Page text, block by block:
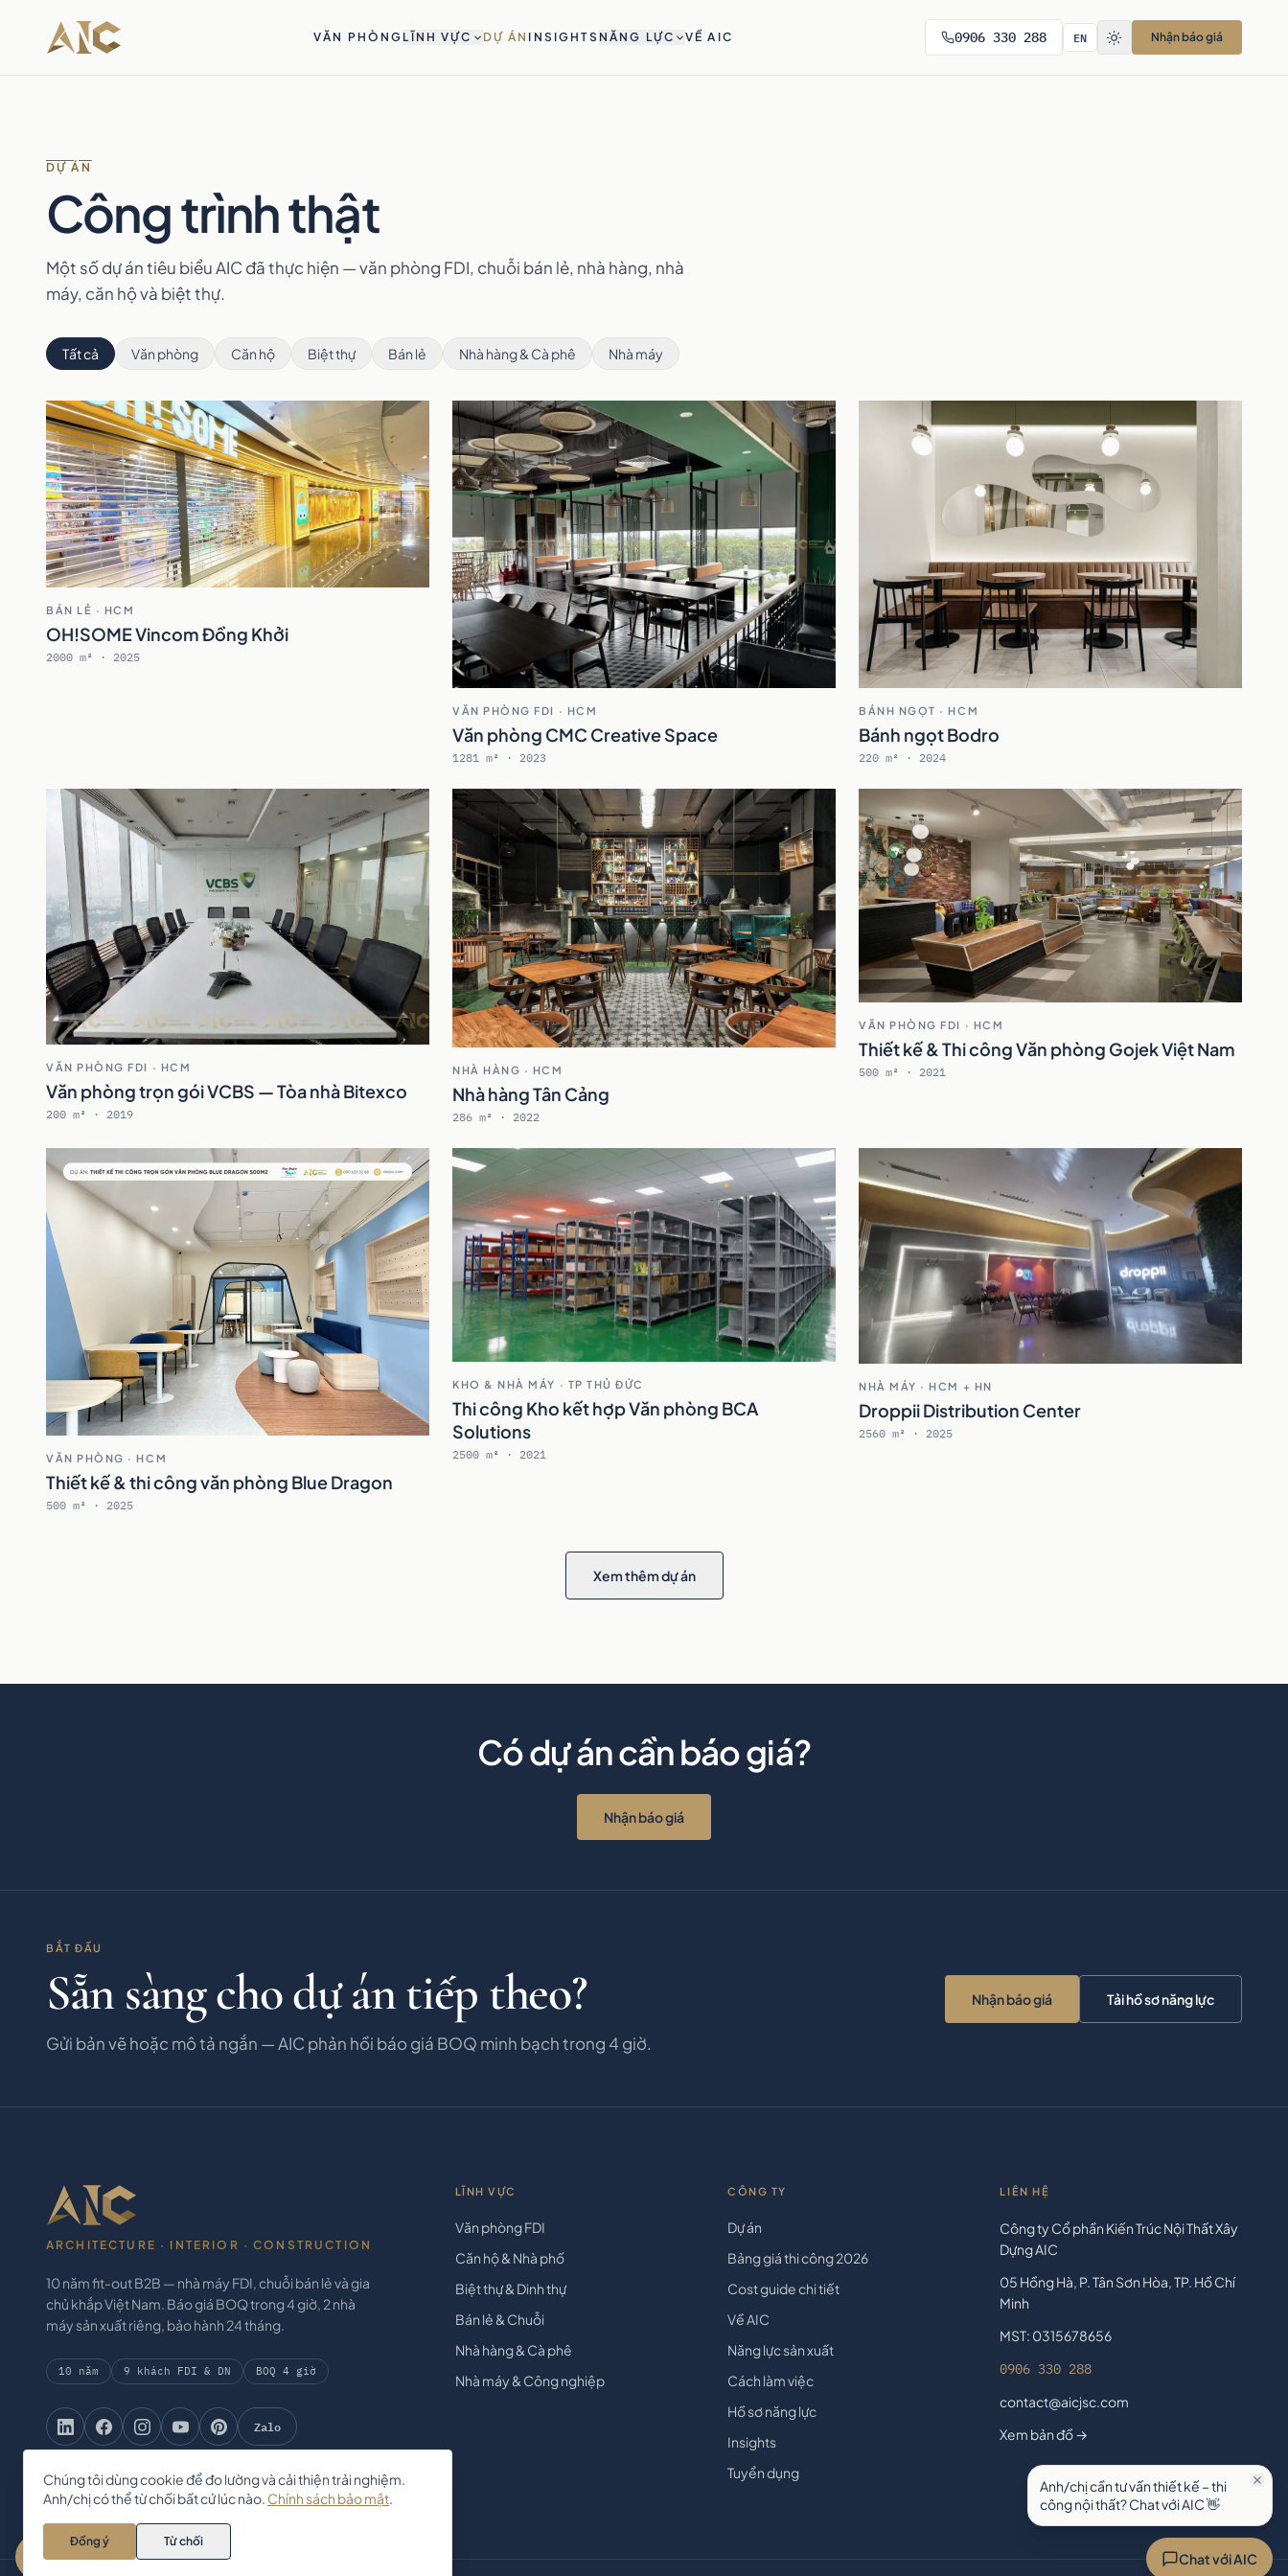
Bỏ qua tới nội dung
VĂN PHÒNG LĨNH VỰC DỰ ÁN INSIGHTS NĂNG LỰC VỀ AIC 0906 330 288 EN Nhận báo giá
DỰ ÁN
Công trình thật
Một số dự án tiêu biểu AIC đã thực hiện — văn phòng FDI, chuỗi bán lẻ, nhà hàng, nhà
máy, căn hộ và biệt thự.
Tất cả Văn phòng Căn hộ Biệt thự Bán lẻ Nhà hàng & Cà phê Nhà máy
BÁN LẺ · HCM
OH!SOME Vincom Đồng Khởi
2000 m² · 2025
VĂN PHÒNG FDI · HCM
Văn phòng CMC Creative Space
1281 m² · 2023
BÁNH NGỌT · HCM
Bánh ngọt Bodro
220 m² · 2024
VĂN PHÒNG FDI · HCM
Văn phòng trọn gói VCBS — Tòa nhà Bitexco
200 m² · 2019
NHÀ HÀNG · HCM
Nhà hàng Tân Cảng
286 m² · 2022
VĂN PHÒNG FDI · HCM
Thiết kế & Thi công Văn phòng Gojek Việt Nam
500 m² · 2021
VĂN PHÒNG · HCM
Thiết kế & thi công văn phòng Blue Dragon
500 m² · 2025
KHO & NHÀ MÁY · TP THỦ ĐỨC
Thi công Kho kết hợp Văn phòng BCA
Solutions
2500 m² · 2021
NHÀ MÁY · HCM + HN
Droppii Distribution Center
2560 m² · 2025
Xem thêm dự án
Có dự án cần báo giá?
Nhận báo giá
BẮT ĐẦU
Sẵn sàng cho dự án tiếp theo?
Gửi bản vẽ hoặc mô tả ngắn — AIC phản hồi báo giá BOQ minh bạch trong 4 giờ.
Nhận báo giá Tải hồ sơ năng lực
ARCHITECTURE · INTERIOR · CONSTRUCTION
10 năm fit-out B2B — nhà máy FDI, chuỗi bán lẻ và gia
chủ khắp Việt Nam. Báo giá BOQ trong 4 giờ, 2 nhà
máy sản xuất riêng, bảo hành 24 tháng.
10 năm 9 khách FDI & DN BOQ 4 giờ
Zalo
LĨNH VỰC
Văn phòng FDI
Căn hộ & Nhà phố
Biệt thự & Dinh thự
Bán lẻ & Chuỗi
Nhà hàng & Cà phê
Nhà máy & Công nghiệp
CÔNG TY
Dự án
Bảng giá thi công 2026
Cost guide chi tiết
Về AIC
Năng lực sản xuất
Cách làm việc
Hồ sơ năng lực
Insights
Tuyển dụng
LIÊN HỆ
Công ty Cổ phần Kiến Trúc Nội Thất Xây
Dựng AIC
05 Hồng Hà, P. Tân Sơn Hòa, TP. Hồ Chí
Minh
MST: 0315678656
0906 330 288
contact@aicjsc.com
Xem bản đồ →
Anh/chị cần tư vấn thiết kế – thi
công nội thất? Chat với AIC 👋
Chat với AIC
Zalo
Chúng tôi dùng cookie để đo lường và cải thiện trải nghiệm.
Anh/chị có thể từ chối bất cứ lúc nào. Chính sách bảo mật.
Đồng ý Từ chối